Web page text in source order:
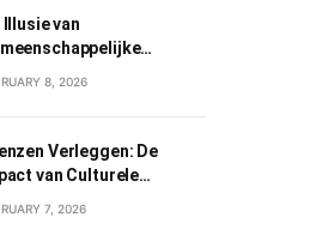
Illusie van
8, 2026
Verleggen: De
van Culturele
7, 2026